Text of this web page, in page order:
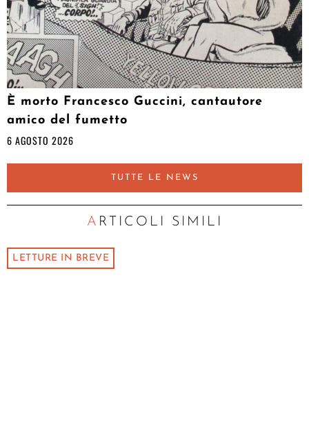
È morto Francesco Guccini, cantautore
amico del fumetto
6 AGOSTO 2026
TUTTE LE NEWS
ARTICOLI SIMILI
LETTURE IN BREVE